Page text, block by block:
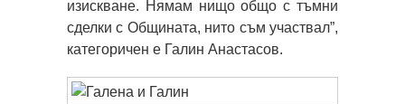
изискване. Нямам нищо общо с тъмни
сделки с Общината, нито съм участвал”,
категоричен е Галин Анастасов.